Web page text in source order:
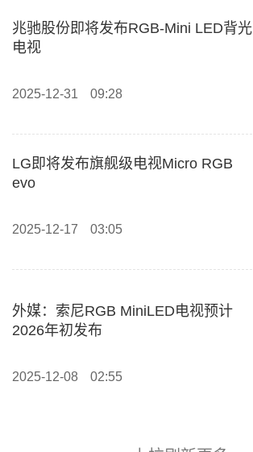
兆驰股份即将发布RGB-Mini LED背光
电视
2025-12-31 09:28
LG即将发布旗舰级电视Micro RGB
evo
2025-12-17 03:05
外媒：索尼RGB MiniLED电视预计
2026年初发布
2025-12-08 02:55